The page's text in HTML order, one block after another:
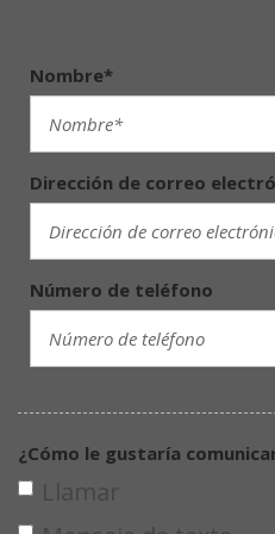
Nombre*
Dirección de correo
Número de teléfono
¿Cómo le gustaría
Llamar